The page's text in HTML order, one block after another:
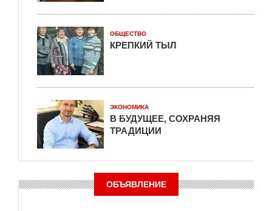
ОБЩЕСТВО
КРЕПКИЙ ТЫЛ
ЭКОНОМИКА
В БУДУЩЕЕ, СОХРАНЯЯ
ТРАДИЦИИ
ОБЪЯВЛЕНИЕ